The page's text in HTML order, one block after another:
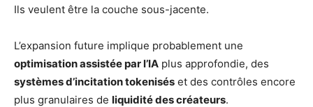
Ils veulent être la couche sous-jacente.
L’expansion future implique probablement une
optimisation assistée par l’IA plus approfondie, des
systèmes d’incitation tokenisés et des contrôles encore
plus granulaires de liquidité des créateurs.